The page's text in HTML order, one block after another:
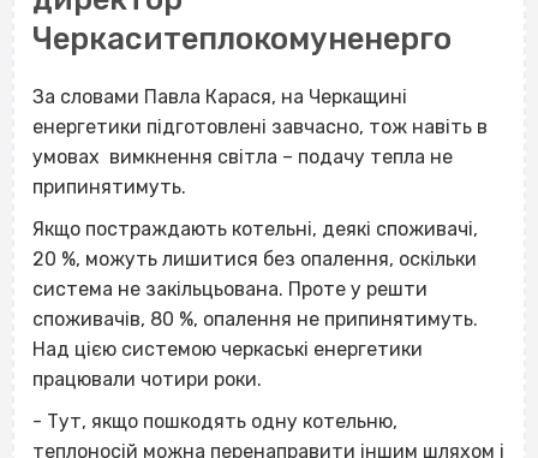
Черкаситеплокомуненерго
За словами Павла Карася, на Черкащині
енергетики підготовлені завчасно, тож навіть в
умовах вимкнення світла – подачу тепла не
припинятимуть.
Якщо постраждають котельні, деякі споживачі,
20 %, можуть лишитися без опалення, оскільки
система не закільцьована. Проте у решти
споживачів, 80 %, опалення не припинятимуть.
Над цією системою черкаські енергетики
працювали чотири роки.
- Тут, якщо пошкодять одну котельню,
теплоносій можна перенаправити іншим шляхом і